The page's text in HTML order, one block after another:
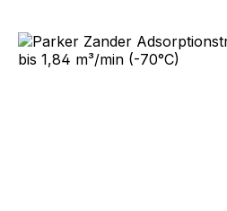
Bildergalerie überspringen